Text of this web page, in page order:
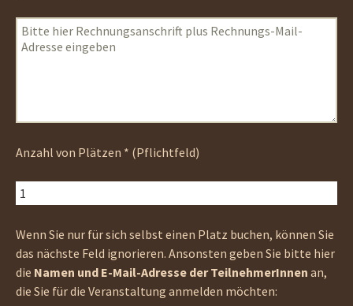
Anzahl von Plätzen * (Pflichtfeld)
Wenn Sie nur für sich selbst einen Platz buchen, können Sie
das nächste Feld ignorieren. Ansonsten geben Sie bitte hier
die Namen und E-Mail-Adresse der TeilnehmerInnen an,
die Sie für die Veranstaltung anmelden möchten: